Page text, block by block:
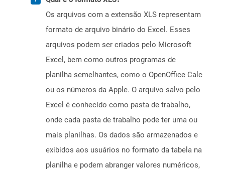
Os arquivos com a extensão XLS representam
formato de arquivo binário do Excel. Esses
arquivos podem ser criados pelo Microsoft
Excel, bem como outros programas de
planilha semelhantes, como o OpenOffice Calc
ou os números da Apple. O arquivo salvo pelo
Excel é conhecido como pasta de trabalho,
onde cada pasta de trabalho pode ter uma ou
mais planilhas. Os dados são armazenados e
exibidos aos usuários no formato da tabela na
planilha e podem abranger valores numéricos,